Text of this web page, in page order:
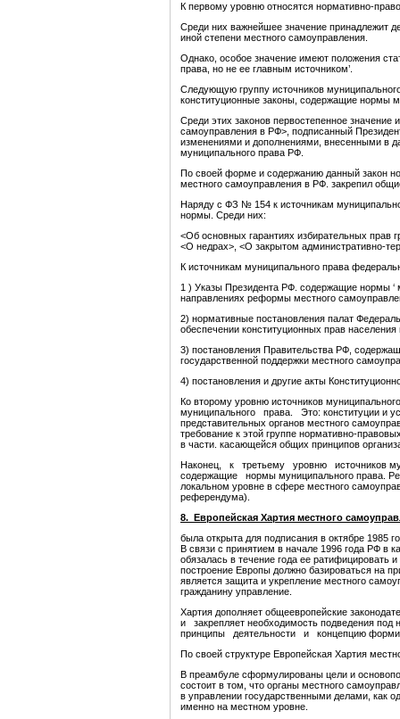
К первому уровню относятся нормативно-
Среди них важнейшее значение принадлежит
иной степени местного самоуправления.
Однако, особое значение имеют положения
права, но не ее главным источником’.
Следующую группу источников
конституционные законы, содержащие нормы
Среди этих законов первостепенное
самоуправления в РФ>, подписанный
изменениями и дополнениями, внесенными в
муниципального права РФ.
По своей форме и содержанию данный закон
местного самоуправления в РФ. закрепил
Наряду с ФЗ № 154 к источникам
нормы. Среди них:
<Об основных гарантиях избирательных
<О недрах>, <О закрытом административно-
К источникам муниципального права
1 ) Указы Президента РФ. содержащие нормы
направлениях реформы местного
2) нормативные постановления палат
обеспечении конституционных прав
3) постановления Правительства РФ,
государственной поддержки местного
4) постановления и другие акты
Ко второму уровню источников
муниципального права. Это: конституции и
представительных органов местного
требование к этой группе нормативно-
в части. касающейся общих принципов
Наконец, к третьему уровню источников
содержащие нормы муниципального права.
локальном уровне в сфере местного
референдума).
8. Европейская Хартия местного
была открыта для подписания в октябре 1985
В связи с принятием в начале 1996 года РФ в
обязалась в течение года ее
построение Европы должно базироваться на
является защита и укрепление местного
гражданину управление.
Хартия дополняет общеевропейские
и закрепляет необходимость подведения под
принципы деятельности и концепцию
По своей структуре Европейская Хартия
В преамбуле сформулированы цели и
состоит в том, что органы местного
в управлении государственными делами, как
именно на местном уровне.